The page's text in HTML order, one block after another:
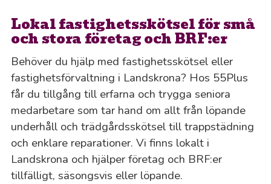
Lokal fastighetsskötsel för små
och stora företag och BRF:er
Behöver du hjälp med fastighetsskötsel eller
fastighetsförvaltning i Landskrona? Hos 55Plus
får du tillgång till erfarna och trygga seniora
medarbetare som tar hand om allt från löpande
underhåll och trädgårdsskötsel till trappstädning
och enklare reparationer. Vi finns lokalt i
Landskrona och hjälper företag och BRF:er
tillfälligt, säsongsvis eller löpande.